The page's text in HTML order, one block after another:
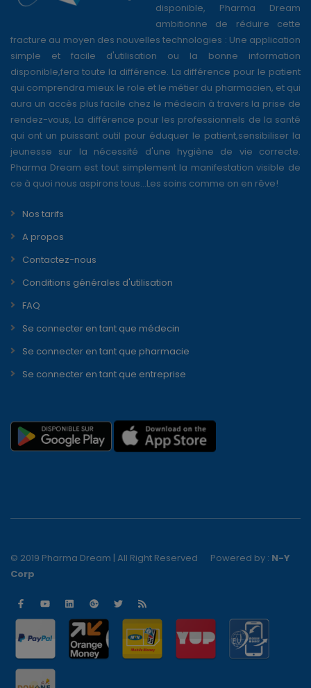
disponible, Pharma Dream
ambitionne de réduire cette
fracture au moyen des nouvelles technologies : Une application
simple et facile d'utilisation ou la bonne information
disponible,fera toute la différence. La différence pour le patient
qui comprendra mieux le role et le métier du pharmacien, et qui
aura un accès plus facile chez le médecin à travers la prise de
rendez-vous, La différence pour les professionnels de la santé
qui ont un puissant outil pour éduquer le patient,sensibiliser la
jeunesse sur la nécessité d'une hygiène de vie correcte.
Pharma Dream est tout simplement la manifestation visible de
ce à quoi nous aspirons tous...Les soins comme on en rêve!
Nos tarifs
A propos
Contactez-nous
Conditions générales d'utilisation
FAQ
Se connecter en tant que médecin
Se connecter en tant que pharmacie
Se connecter en tant que entreprise
© 2019 Pharma Dream | All Right Reserved Powered by : N-Y
Corp